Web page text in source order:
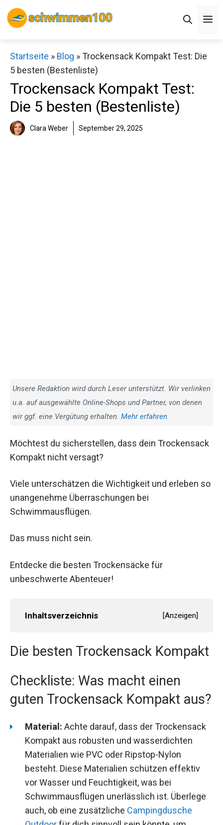
Zum
Inhalt
Startseite » Blog »Trockensack Kompakt Test:
Die 5 besten (Bestenliste)
Trockensack Kompakt Test:
Die 5 besten (Bestenliste)
Clara Weber September 29, 2025
Unsere Redaktion wird durch Leser unterstützt. Wir
verlinken u.a. auf ausgewählte Online-Shops und Partner,
von denen wir ggf. eine Vergütung erhalten.Mehr
Möchtest du sicherstellen, dass dein
Viele unterschätzen die Wichtigkeit und erleben
so unangenehme Überraschungen bei
Entdecke die besten Trockensäcke für
Kompakt
guten Trockensack Kompakt
aus?
Material:
Achte darauf, dass der
Trockensack Kompakt aus robusten und
wasserdichten Materialien wie PVC oder
Ripstop-Nylon besteht. Diese Materialien
Decathlon Sale
Schaue dir jetzt die meistverkauften Produkte im
Sale bei Decathlon an!